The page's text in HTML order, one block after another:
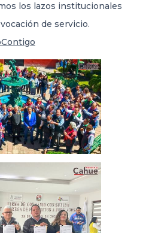
los lazos institucionales
de servicio.